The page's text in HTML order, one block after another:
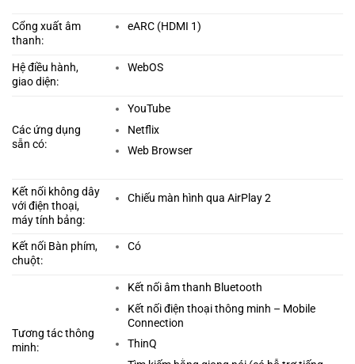
Cổng xuất âm
thanh:
eARC (HDMI 1)
Hệ điều hành,
giao diện:
WebOS
Các ứng dụng
sẵn có:
YouTube
Netflix
Web Browser
Kết nối không dây
với điện thoại,
máy tính bảng:
Chiếu màn hình qua AirPlay 2
Kết nối Bàn phím,
chuột:
Có
Tương tác thông
minh:
Kết nối âm thanh Bluetooth
Kết nối điện thoại thông minh – Mobile
Connection
ThinQ